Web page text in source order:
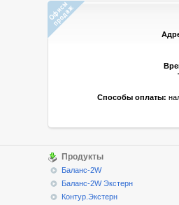
Способы оплаты:
Продукты
Баланс-2W
Баланс-2W Экстерн
Контур.Экстерн